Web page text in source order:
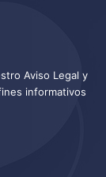
Aviso Legal y
informativos